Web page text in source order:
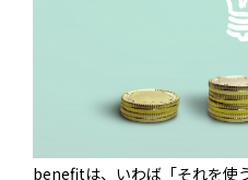
benefitは、いわば「それを使